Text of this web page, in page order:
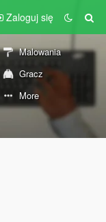
Zaloguj się
Malowania
Gracz
More